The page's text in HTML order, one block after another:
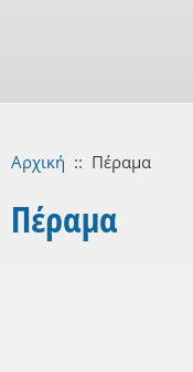
Αρχική :: Πέραμα
Πέραμα